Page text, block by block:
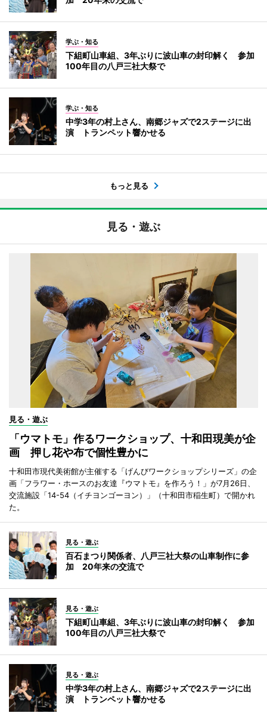
学ぶ・知る
下組町山車組、3年ぶりに波山車の封印解く 参加
100年目の八戸三社大祭で
学ぶ・知る
中学3年の村上さん、南郷ジャズで2ステージに出
演 トランペット響かせる
もっと見る
見る・遊ぶ
見る・遊ぶ
「ウマトモ」作るワークショップ、十和田現美が企
画 押し花や布で個性豊かに
十和田市現代美術館が主催する「げんびワークショップシリーズ」の企
画「フラワー・ホースのお友達『ウマトモ』を作ろう！」が7月26日、
交流施設「14-54（イチヨンゴーヨン）」（十和田市稲生町）で開かれ
た。
見る・遊ぶ
百石まつり関係者、八戸三社大祭の山車制作に参
加 20年来の交流で
見る・遊ぶ
下組町山車組、3年ぶりに波山車の封印解く 参加
100年目の八戸三社大祭で
見る・遊ぶ
中学3年の村上さん、南郷ジャズで2ステージに出
演 トランペット響かせる